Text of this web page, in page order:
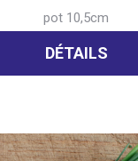
pot 10,5cm
DÉTAILS